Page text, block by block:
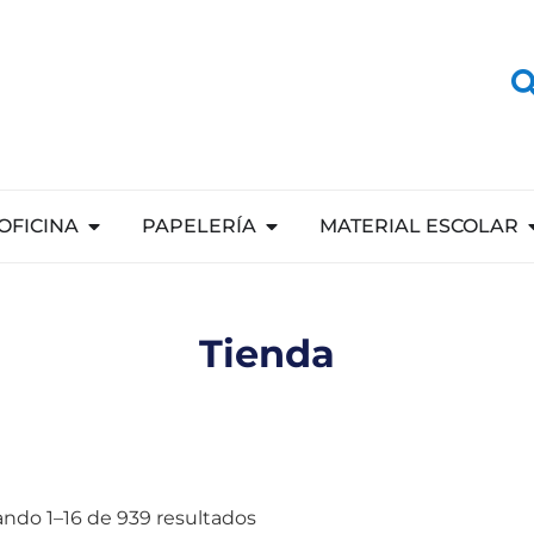
PAPELERÍA MATERIAL ESCOLAR
Tienda
1–16 de 939 resultados